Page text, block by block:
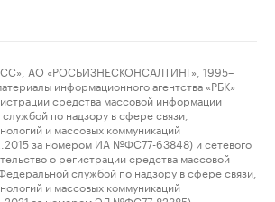
АО «РОСБИЗНЕСКОНСАЛТИНГ», 1995–
информационного агентства «РБК»
средства массовой информации
по надзору в сфере связи,
и массовых коммуникаций
за номером ИА №ФС77-63848) и сетевого
о регистрации средства массовой
службой по надзору в сфере связи,
и массовых коммуникаций